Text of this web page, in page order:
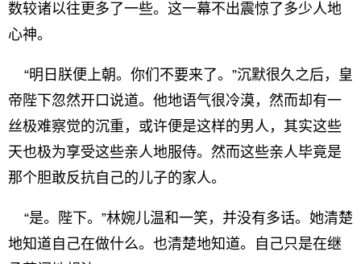
数较诸以往更多了一些。这一幕不出震惊了多少人地
心神。
“明日朕便上朝。你们不要来了。”沉默很久之后，皇
帝陛下忽然开口说道。他地语气很冷漠，然而却有一
丝极难察觉的沉重，或许便是这样的男人，其实这些
天也极为享受这些亲人地服侍。然而这些亲人毕竟是
那个胆敢反抗自己的儿子的家人。
“是。陛下。”林婉儿温和一笑，并没有多话。她清楚
地知道自己在做什么。也清楚地知道。自己只是在继